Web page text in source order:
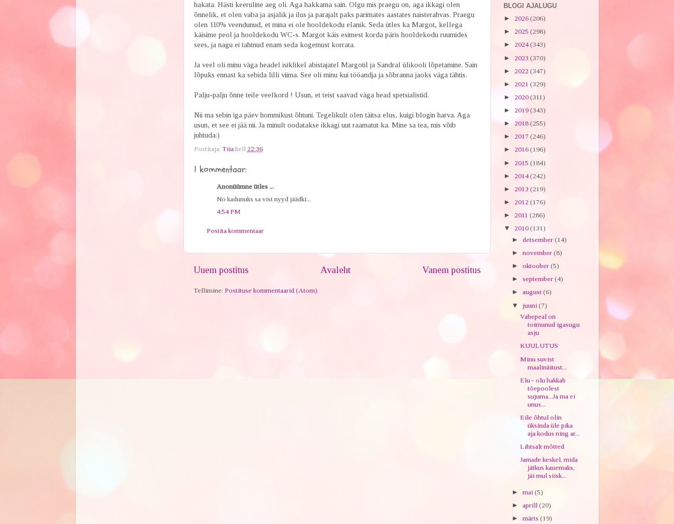
hakata. Hästi keeruline aeg oli. Aga hakkama sain. Olgu mis praegu on, aga ikkagi olen
õnnelik, et olen vaba ja asjalik ja ilus ja parajalt paks parimates aastates naisterahvas. Praegu
olen 110% veendunud, et mina ei ole hooldekodu elanik. Seda ütles ka Margot, kellega
käisime peol ja hooldekodu WC-s. Margot käis esimest korda päris hooldekodu ruumides
sees, ja nagu ei tahtnud enam seda kogemust korrata.
Ja veel oli minu väga headel isiklikel abistajatel Margotil ja Sandral ülikooli lõpetamine. Sain
lõpuks ennast ka sebida lilli viima. See oli minu kui tööandja ja sõbranna jaoks väga tähtis.
Palju-palju õnne teile veelkord ! Usun, et teist saavad väga head spetsialistid.
Nii ma sebin iga päev hommikust õhtuni. Tegelikult olen täitsa elus, kuigi blogin harva. Aga
usun, et see ei jää nii. Ja minult oodatakse ikkagi uut raamatut ka. Mine sa tea, mis võib
juhtuda:)
Postitaja: Tiia kell 22:36
1 kommentaar:
Anonüümne ütles ...
No kadunuks sa vist nyyd jäädki...
4:54 PM
Postita kommentaar
Uuem postitus Vanem postitus
Avaleht
Tellimine: Postituse kommentaarid (Atom)
BLOGI AJALUGU
► 2026 (206)
► 2025 (298)
► 2024(343)
► 2023 (370)
► 2022 (347)
► 2021 (329)
► 2020 (311)
► 2019 (343)
► 2018 (255)
► 2017 (246)
► 2016 (196)
► 2015 (184)
► 2014(242)
► 2013 (219)
► 2012 (176)
► 2011 (286)
▼ 2010 (131)
► detsember (14)
► november (8)
► oktoober (5)
► september (4)
► august (6)
▼ juuni (7)
Vahepeal on
toimunud igasugu
asju
KUULUTUS
Minu suvist
maalinäitust...
Elu - olu hakkab
tõepoolest
sujuma...Ja ma ei
unus...
Eile õhtul olin
üksinda üle pika
aja kodus ning ar...
Lihtsalt mõtted
Jamade keskel, mida
jätkus kauemaks,
jäi mul siisk...
► mai (5)
► aprill (20)
► märts (19)